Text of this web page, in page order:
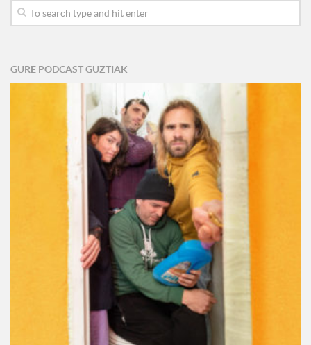
GURE PODCAST GUZTIAK